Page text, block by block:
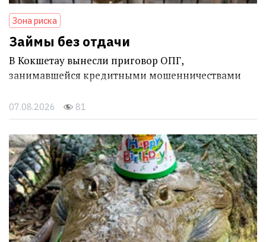
Зона риска
Займы без отдачи
В Кокшетау вынесли приговор ОПГ,
занимавшейся кредитными мошенничествами
07.08.2026 81